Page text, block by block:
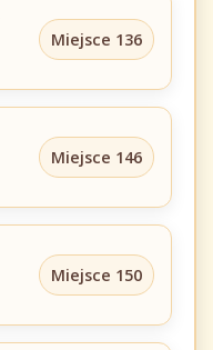
Miejsce 136
Miejsce 146
Miejsce 150